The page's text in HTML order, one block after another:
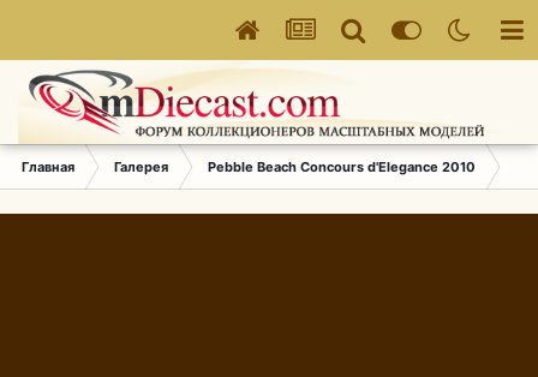
Главная Галерея Pebble Beach Concours d'Elegance 2010